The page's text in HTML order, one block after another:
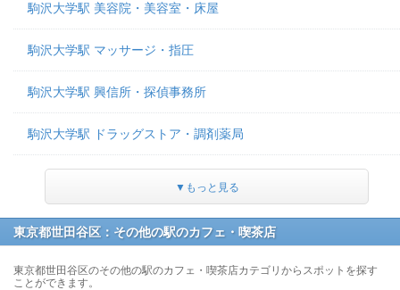
駒沢大学駅 美容院・美容室・床屋
駒沢大学駅 マッサージ・指圧
駒沢大学駅 興信所・探偵事務所
駒沢大学駅 ドラッグストア・調剤薬局
▼もっと見る
東京都世田谷区：その他の駅のカフェ・喫茶店
東京都世田谷区のその他の駅のカフェ・喫茶店カテゴリからスポットを探す
ことができます。